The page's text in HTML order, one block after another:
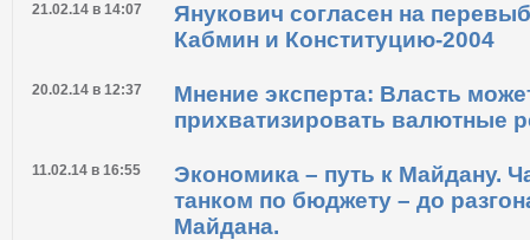
21.02.14 в 14:07
Янукович согласен на
Кабмин и Конституцию-2004
20.02.14 в 12:37
Мнение эксперта: Власть
прихватизировать валютные
11.02.14 в 16:55
Экономика – путь к Майдану.
танком по бюджету – до
Майдана.